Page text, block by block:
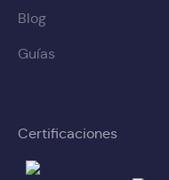
Blog
Guías
Certificaciones